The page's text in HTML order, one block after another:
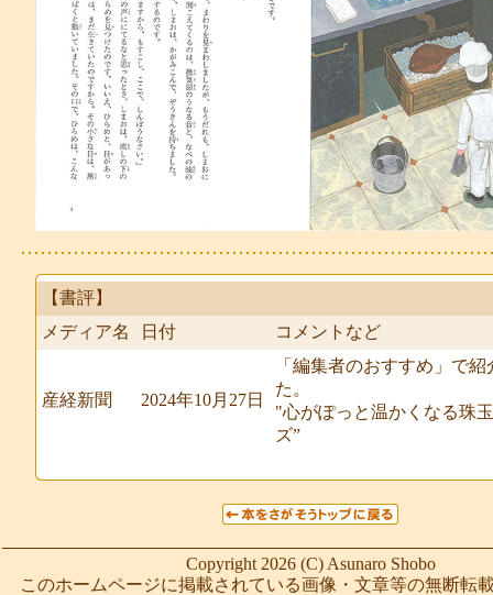
【書評】
メディア名
日付 コメントなど
産経新聞 2024年10月27日
「編集者のおすすめ」で
た。
"心がぽっと温かくなる珠
ズ”
Copyright 2026 (C) Asunaro Shobo
このホームページに掲載されている画像・文章等の無断転